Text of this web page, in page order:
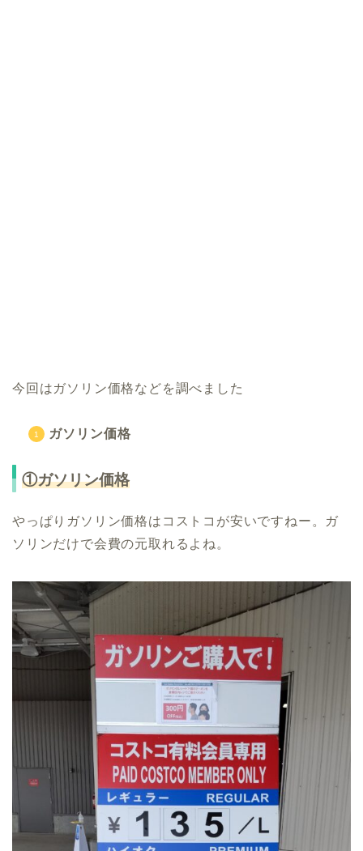
今回はガソリン価格などを調べました
ガソリン価格
①ガソリン価格
やっぱりガソリン価格はコストコが安いですねー。ガ
ソリンだけで会費の元取れるよね。